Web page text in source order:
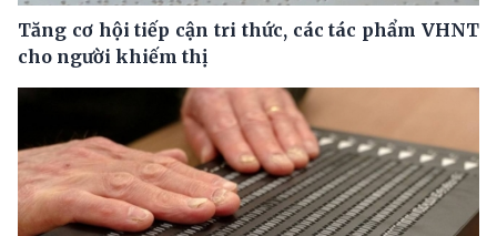
Tăng cơ hội tiếp cận tri thức, các tác phẩm VHNT
cho người khiếm thị